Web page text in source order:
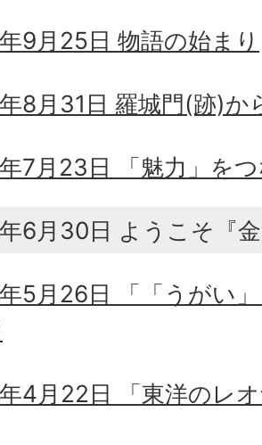
9月25日 物語の始まり
8月31日 羅城門(跡)か
7月23日 「魅力」を
6月30日 ようこそ『
5月26日 「「うがい
4月22日 「東洋のレ